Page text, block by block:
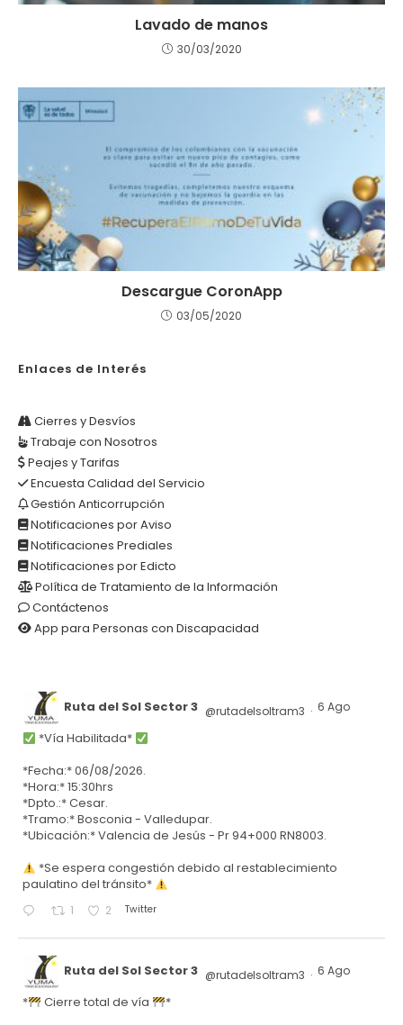
Lavado de manos
30/03/2020
Descargue CoronApp
03/05/2020
Enlaces de Interés
Cierres y Desvíos
Trabaje con Nosotros
Peajes y Tarifas
Encuesta Calidad del Servicio
Gestión Anticorrupción
Notificaciones por Aviso
Notificaciones Prediales
Notificaciones por Edicto
Política de Tratamiento de la Información
Contáctenos
App para Personas con Discapacidad
Ruta del Sol Sector 3 @rutadelsoltram3 · 6 Ago
*Vía Habilitada*
*Fecha:* 06/08/2026.
*Hora:* 15:30hrs
*Dpto.:* Cesar.
*Tramo:* Bosconia - Valledupar.
*Ubicación:* Valencia de Jesús - Pr 94+000 RN8003.
*Se espera congestión debido al restablecimiento
paulatino del tránsito*
1 2 Twitter
Ruta del Sol Sector 3 @rutadelsoltram3 · 6 Ago
* Cierre total de vía
*